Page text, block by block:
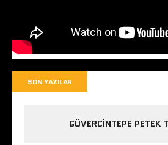
SON YAZILAR
GÜVERCINTEPE PETEK